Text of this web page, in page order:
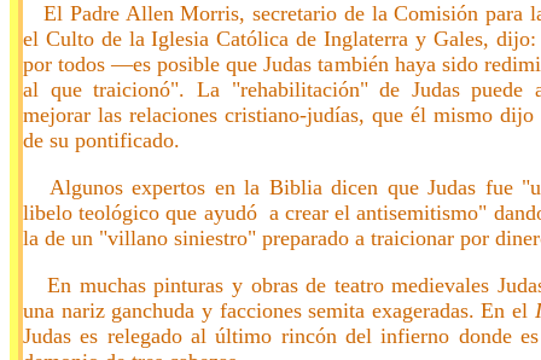
El Padre Allen Morris, secretario de la Comisión para
el Culto de la Iglesia Católica de Inglaterra y Gales,
por todos —es posible que Judas también haya sido
al que traicionó". La "rehabilitación" de Judas puede
mejorar las relaciones cristiano-judías, que él mismo
de su pontificado.
Algunos expertos en la Biblia dicen que Judas fue
libelo teológico que ayudó a crear el antisemitismo"
la de un "villano siniestro" preparado a traicionar por
En muchas pinturas y obras de teatro medievales
una nariz ganchuda y facciones semita exageradas. En el
Judas es relegado al último rincón del infierno donde